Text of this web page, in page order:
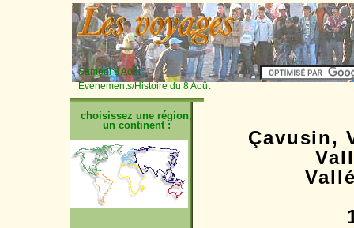
Samedi 8 Août
Événements/Histoire du 8 Août
choisissez une région,
un continent :
Çavusin,